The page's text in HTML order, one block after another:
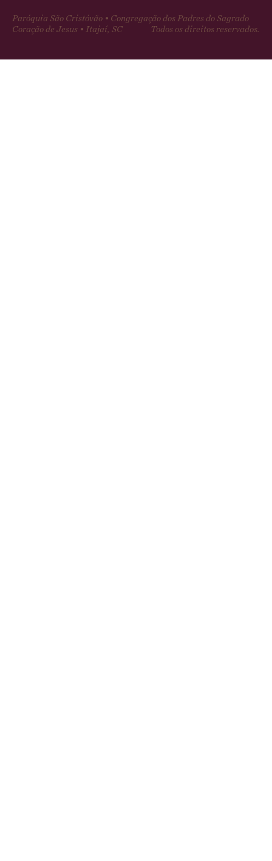
Paróquia São Cristóvão • Congregação dos Padres do Sagrado
Coração de Jesus • Itajaí, SC
Todos os direitos reservados.